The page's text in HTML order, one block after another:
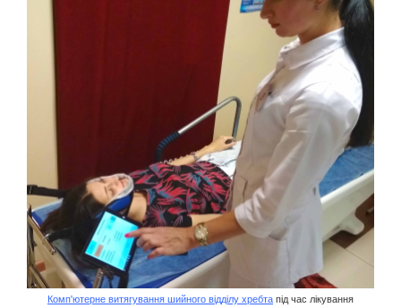
Комп'ютерне витягування шийного відділу хребта під час лікування